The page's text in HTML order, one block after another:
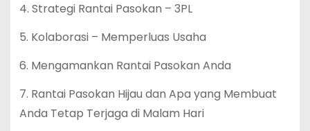
4. Strategi Rantai Pasokan – 3PL
5. Kolaborasi – Memperluas Usaha
6. Mengamankan Rantai Pasokan Anda
7. Rantai Pasokan Hijau dan Apa yang Membuat
Anda Tetap Terjaga di Malam Hari